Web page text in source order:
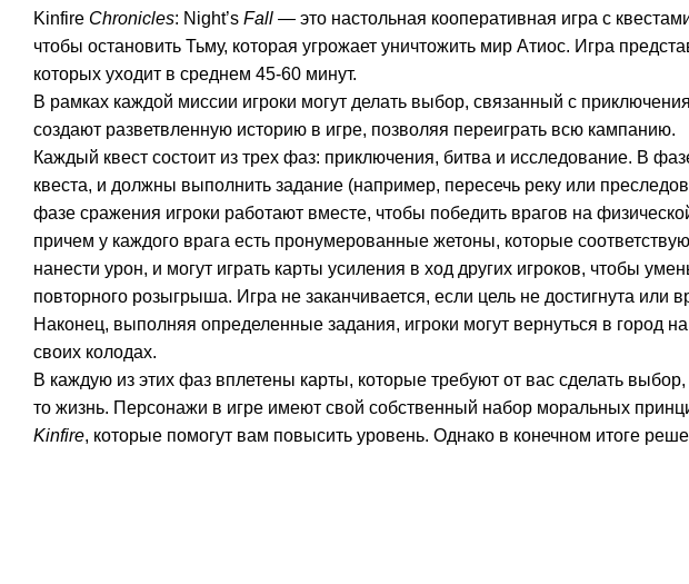
Kinfire Chronicles: Night’s Fall — это настольная кооперативная игра с
чтобы остановить Тьму, которая угрожает уничтожить мир Атиос. Игра
которых уходит в среднем 45-60 минут.
В рамках каждой миссии игроки могут делать выбор, связанный с
создают разветвленную историю в игре, позволяя переиграть всю кампанию.
Каждый квест состоит из трех фаз: приключения, битва и исследование. В
квеста, и должны выполнить задание (например, пересечь реку или
фазе сражения игроки работают вместе, чтобы победить врагов на
причем у каждого врага есть пронумерованные жетоны, которые
нанести урон, и могут играть карты усиления в ход других игроков, чтобы
повторного розыгрыша. Игра не заканчивается, если цель не достигнута
Наконец, выполняя определенные задания, игроки могут вернуться в город
своих колодах.
В каждую из этих фаз вплетены карты, которые требуют от вас сделать
то жизнь. Персонажи в игре имеют свой собственный набор моральных
Kinfire, которые помогут вам повысить уровень. Однако в конечном итоге